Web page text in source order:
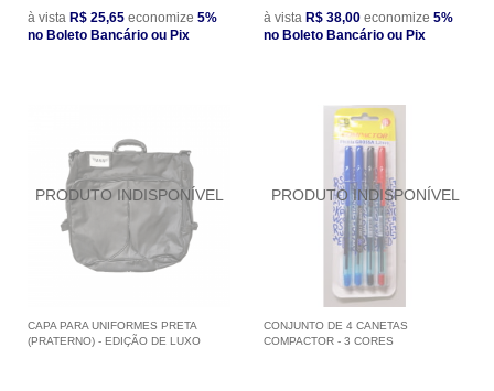
à vista R$ 25,65 economize 5%
no Boleto Bancário ou Pix
à vista R$ 38,00 economize 5%
no Boleto Bancário ou Pix
CAPA PARA UNIFORMES PRETA
(PRATERNO) - EDIÇÃO DE LUXO
CONJUNTO DE 4 CANETAS
COMPACTOR - 3 CORES